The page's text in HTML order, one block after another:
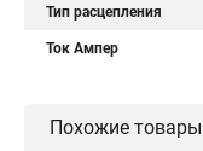
Тип расцепления
Ток Ампер
Похожие товары